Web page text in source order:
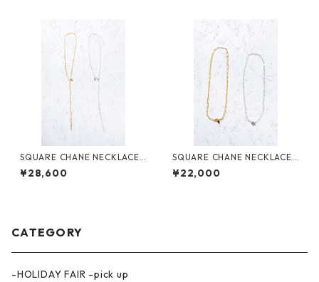
SQUARE CHANE NECKLACE
60 GLD
¥28,600
SQUARE CHANE NECKLACE
ショートGLD
¥22,000
CATEGORY
-HOLIDAY FAIR -pick up